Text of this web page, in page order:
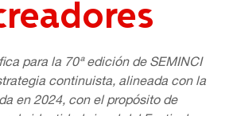
para la 70ª edición de SEMINCI
continuista, alineada con la
en 2024, con el propósito de